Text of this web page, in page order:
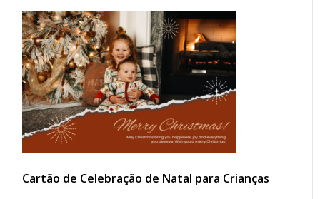
Cartão de Celebração de Natal para Crianças